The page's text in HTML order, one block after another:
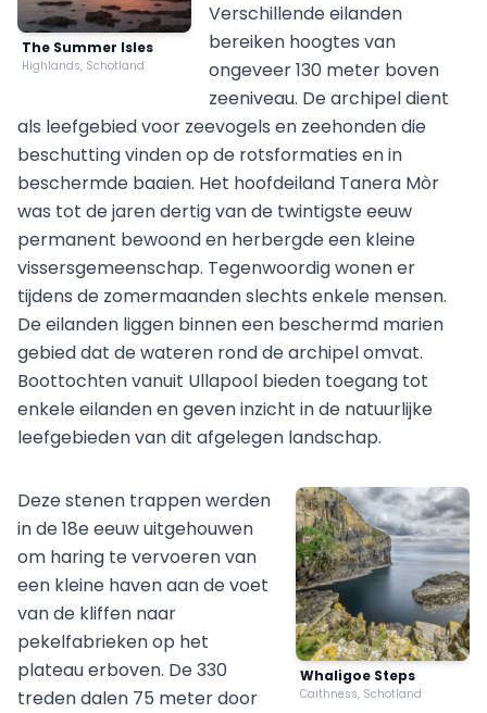
The Summer Isles
Highlands, Schotland
Verschillende eilanden
bereiken hoogtes van
ongeveer 130 meter boven
zeeniveau. De archipel dient
als leefgebied voor zeevogels en zeehonden die
beschutting vinden op de rotsformaties en in
beschermde baaien. Het hoofdeiland Tanera Mòr
was tot de jaren dertig van de twintigste eeuw
permanent bewoond en herbergde een kleine
vissersgemeenschap. Tegenwoordig wonen er
tijdens de zomermaanden slechts enkele mensen.
De eilanden liggen binnen een beschermd marien
gebied dat de wateren rond de archipel omvat.
Boottochten vanuit Ullapool bieden toegang tot
enkele eilanden en geven inzicht in de natuurlijke
leefgebieden van dit afgelegen landschap.
Whaligoe Steps
Caithness, Schotland
Deze stenen trappen werden
in de 18e eeuw uitgehouwen
om haring te vervoeren van
een kleine haven aan de voet
van de kliffen naar
pekelfabrieken op het
plateau erboven. De 330
treden dalen 75 meter door